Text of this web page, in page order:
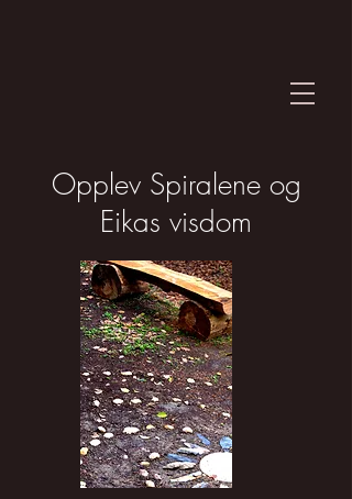
Opplev Spiralene og
Eikas visdom